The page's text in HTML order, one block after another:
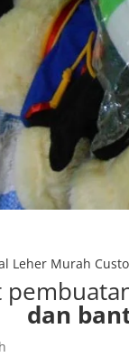
Leher Murah
dan